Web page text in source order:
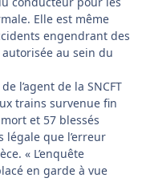
Elle est même
engendrant des
au sein du
l’agent de la SNCFT
trains survenue fin
et 57 blessés
légale que l’erreur
« L’enquête
en garde à vue